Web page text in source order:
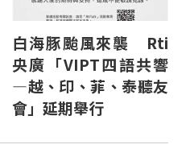
白海豚颱風來襲 Rti
央廣「VIPT四語共響
—越、印、菲、泰聽友
會」延期舉行